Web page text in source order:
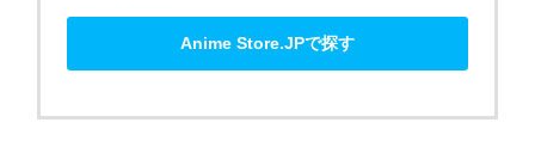
Anime Store.JPで探す